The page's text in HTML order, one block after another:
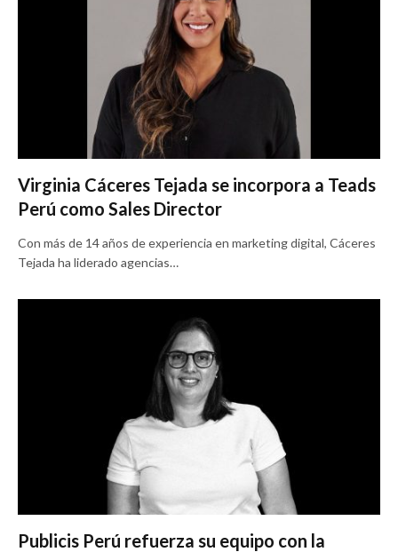
Virginia Cáceres Tejada se incorpora a Teads
Perú como Sales Director
Con más de 14 años de experiencia en marketing digital, Cáceres
Tejada ha liderado agencias…
Publicis Perú refuerza su equipo con la